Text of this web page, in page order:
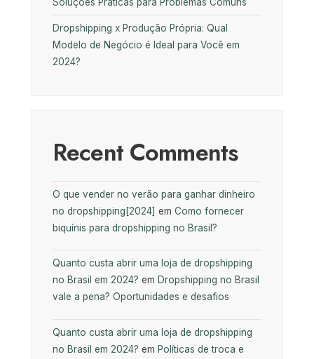
Dropshipping x Produção Própria: Qual
Modelo de Negócio é Ideal para Você em
2024?
Recent Comments
O que vender no verão para ganhar dinheiro
no dropshipping[2024] em Como fornecer
biquínis para dropshipping no Brasil?
Quanto custa abrir uma loja de dropshipping
no Brasil em 2024? em Dropshipping no Brasil
vale a pena? Oportunidades e desafios
Quanto custa abrir uma loja de dropshipping
no Brasil em 2024? em Políticas de troca e